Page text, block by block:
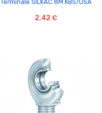
Terminale SILKAC 8M KBS/USA
2,42 €